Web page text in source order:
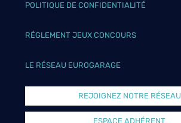
POLITIQUE DE CONFIDENTIALITÉ
RÉGLEMENT JEUX CONCOURS
LE RÉSEAU EUROGARAGE
REJOIGNEZ NOTRE RÉSEAU
ESPACE ADHÉRENT